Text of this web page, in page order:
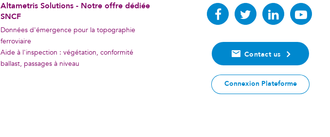
Altametris Solutions - Notre offre dédiée
SNCF
Données d'émergence pour la topographie
ferroviaire
Aide à l'inspection : végétation, conformité
ballast, passages à niveau
Contact us
Connexion Plateforme